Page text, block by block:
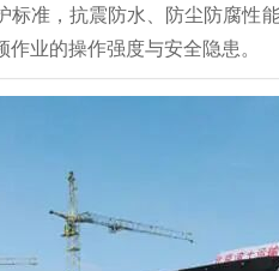
标准，抗震防水、防尘防腐性
作业的操作强度与安全隐患。